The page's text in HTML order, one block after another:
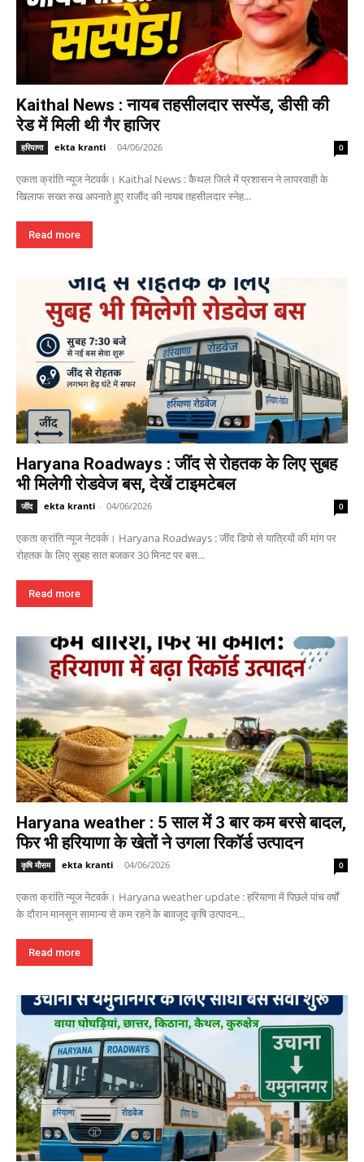
Kaithal News : नायब तहसीलदार सस्पेंड, डीसी की
रेड में मिली थी गैर हाजिर
हरियाणा ekta kranti - 04/06/2026 0
एकता क्रांति न्यूज नेटवर्क। Kaithal News : कैथल जिले में प्रशासन ने लापरवाही के
खिलाफ सख्त रुख अपनाते हुए राजौंद की नायब तहसीलदार स्नेह...
Read more
Haryana Roadways : जींद से रोहतक के लिए सुबह
भी मिलेगी रोडवेज बस, देखें टाइमटेबल
जींद ekta kranti - 04/06/2026 0
एकता क्रांति न्यूज नेटवर्क। Haryana Roadways : जींद डिपो से यात्रियों की मांग पर
रोहतक के लिए सुबह सात बजकर 30 मिनट पर बस...
Read more
Haryana weather : 5 साल में 3 बार कम बरसे बादल,
फिर भी हरियाणा के खेतों ने उगला रिकॉर्ड उत्पादन
कृषि मौसम ekta kranti - 04/06/2026 0
एकता क्रांति न्यूज नेटवर्क। Haryana weather update : हरियाणा में पिछले पांच वर्षों
के दौरान मानसून सामान्य से कम रहने के बावजूद कृषि उत्पादन...
Read more